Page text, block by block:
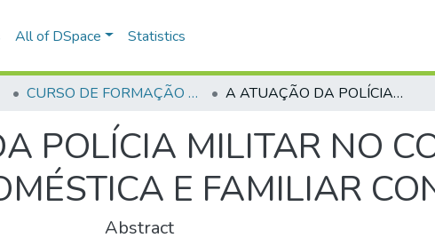
All of DSpace Statistics
CURSO DE FORMAÇÃO DE PRAÇAS - CFP - 2023 A ATUAÇÃO DA POLÍCIA MILITAR NO COMBATE À VIOLÊNCIA DOMÉSTICA E FAMILIAR CONTRA A MULHER
POLÍCIA MILITAR NO
E FAMILIAR
Abstract